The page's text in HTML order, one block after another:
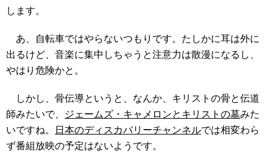
します。
あ、自転車ではやらないつもりです。たしかに耳は外に
出るけど、音楽に集中しちゃうと注意力は散漫になるし、
やはり危険かと。
しかし、骨伝導というと、なんか、キリストの骨と伝道
師みたいで、
ジェームズ・キャメロンとキリストの墓みた
いですね。
日本のディスカバリーチャンネルでは相変わら
ず番組放映の予定はないようです。